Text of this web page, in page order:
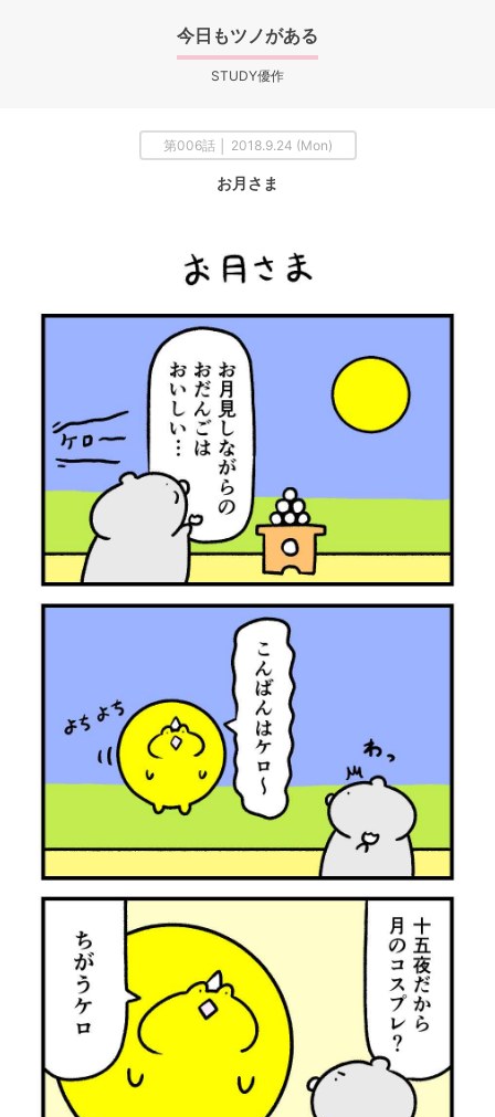
今日もツノがある
STUDY優作
第006話 │ 2018.9.24 (Mon)
お月さま